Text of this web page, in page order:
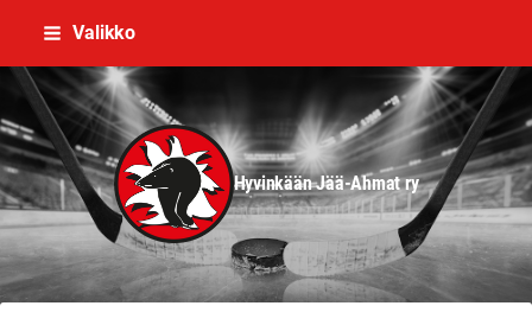
Siirry
sisältöön
Valikko
Hyvinkään Jää-Ahmat ry